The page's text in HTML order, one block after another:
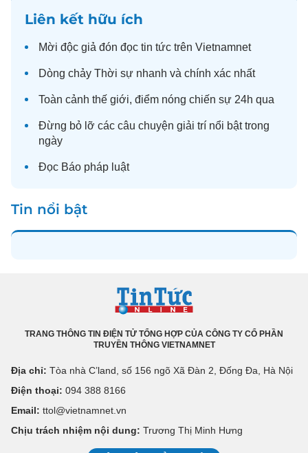
Liên kết hữu ích
Mời độc giả đón đọc tin tức trên Vietnamnet
Dòng chảy Thời sự nhanh và chính xác nhất
Toàn cảnh thế giới, điểm nóng chiến sự 24h qua
Đừng bỏ lỡ các câu chuyện giải trí nổi bật trong
ngày
Đọc Báo pháp luật
Tin nổi bật
TRANG THÔNG TIN ĐIỆN TỬ TỔNG HỢP CỦA CÔNG TY CỔ PHẦN
TRUYỀN THÔNG VIETNAMNET
Địa chỉ: Tòa nhà C’land, số 156 ngõ Xã Đàn 2, Đống Đa, Hà Nội
Điện thoại: 094 388 8166
Email: ttol@vietnamnet.vn
Chịu trách nhiệm nội dung: Trương Thị Minh Hưng